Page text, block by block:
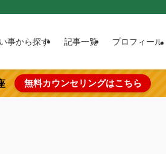
事から探す 記事一覧 プロフィール
無料カウンセリングはこちら